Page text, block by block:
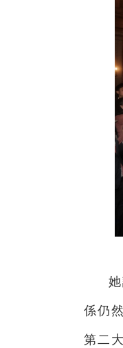
係仍
第二